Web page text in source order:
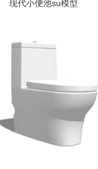
现代小便池su模型